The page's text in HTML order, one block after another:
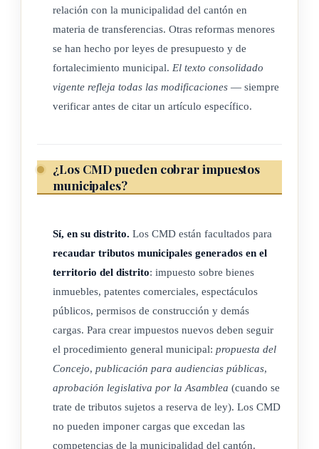
de mayor edad.
Los concejales devengarán dietas por sesión cuyos montos
no sean superiores a los contemplados para los regidores en
Código Municipal.
El órgano ejecutivo de los concejos municipales de distrito
será la Intendencia, cuyo titular también será elegido
mismas condiciones y con iguales deberes y atribuciones que
el alcalde municipal.
El intendente devengará un salario cuyo monto no podrá ser
superior al contemplado para los alcaldes en el Código
Municipal.
(Así reformado por el artículo 2° de la ley N° 9208 del 20 de
febrero del 2014)
ARTÍCULO 8
relación con la municipalidad del cantón en
materia de transferencias. Otras reformas menores
se han hecho por leyes de presupuesto y de
fortalecimiento municipal. El texto consolidado
vigente refleja todas las modificaciones — siempre
verificar antes de citar un artículo específico.
¿Los CMD pueden cobrar impuestos
municipales?
Sí, en su distrito. Los CMD están facultados para
recaudar tributos municipales generados en el
territorio del distrito: impuesto sobre bienes
inmuebles, patentes comerciales, espectáculos
públicos, permisos de construcción y demás
cargas. Para crear impuestos nuevos deben seguir
el procedimiento general municipal: propuesta del
Concejo, publicación para audiencias públicas,
aprobación legislativa por la Asamblea (cuando se
trate de tributos sujetos a reserva de ley). Los CMD
no pueden imponer cargas que excedan las
competencias de la municipalidad del cantón.